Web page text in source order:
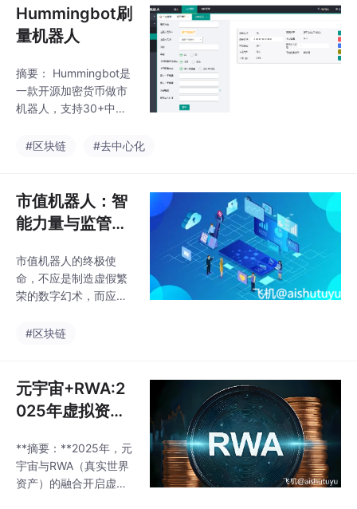
核心功能包括多交易所
挂单、跨平台套利和AM
M套利，用户可自定义
盈利模式涵盖价差收
益、交易所返佣和流动
性挖矿奖励，适合个人
参与者优化被动收入。
M
Hummingbot刷
量机器人
摘要： Hummingbot是
一款开源加密货币做市
机器人，支持30+中心
中心化交易所（如Unis
核心功能包括多交易所
挂单、跨平台套利和AM
M套利，用户可自定义
盈利模式涵盖价差收
益、交易所返佣和流动
性挖矿奖励，适合个人
参与者优化被动收入。
M
#区块链 #去中心化
市值机器人：智
能力量与监管博
态
市值机器人的终极使
命，不应是制造虚假繁
荣的数字幻术，而应成
资本的透明桥梁——这
同努力，让工具理性真
正服务于价值理性的实
现。更复杂的风险来自
7月，3000台量化机器
人因训练数据污染，误
判常规市场波动为“交易
#区块链
元宇宙+RWA:2
025年虚拟资产
融融合实验
**摘要：**2025年，元
宇宙与RWA（真实世界
资产）的融合开启虚实